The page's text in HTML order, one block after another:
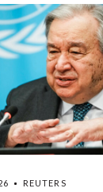
REUTERS